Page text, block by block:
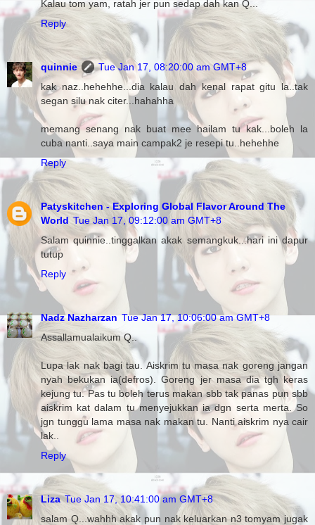
Kalau tom yam, ratah jer pun sedap dah kan Q...
Reply
quinnie
Tue Jan 17, 08:20:00 am GMT+8
kak naz..hehehhe...dia kalau dah kenal rapat gitu la..tak
segan silu nak citer...hahahha
memang senang nak buat mee hailam tu kak...boleh la
cuba nanti..saya main campak2 je resepi tu..hehehhe
Reply
Patyskitchen - Exploring Global Flavor Around The
World Tue Jan 17, 09:12:00 am GMT+8
Salam quinnie..tinggalkan akak semangkuk...hari ini dapur
tutup
Reply
Nadz Nazharzan Tue Jan 17, 10:06:00 am GMT+8
Assallamualaikum Q..
Lupa lak nak bagi tau. Aiskrim tu masa nak goreng jangan
nyah bekukan ia(defros). Goreng jer masa dia tgh keras
kejung tu. Pas tu boleh terus makan sbb tak panas pun sbb
aiskrim kat dalam tu menyejukkan ia dgn serta merta. So
jgn tunggu lama masa nak makan tu. Nanti aiskrim nya cair
lak..
Reply
Liza Tue Jan 17, 10:41:00 am GMT+8
salam Q...wahhh akak pun nak keluarkan n3 tomyam jugak